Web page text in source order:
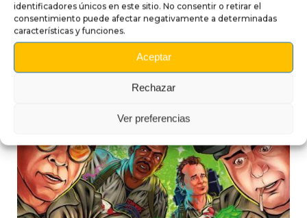
identificadores únicos en este sitio. No consentir o retirar el
consentimiento puede afectar negativamente a determinadas
características y funciones.
Aceptar
Rechazar
Ver preferencias